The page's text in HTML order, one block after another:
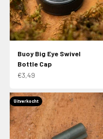
Buoy Big Eye Swivel
Bottle Cap
Aanbiedingsprijs
€3,49
Uitverkocht